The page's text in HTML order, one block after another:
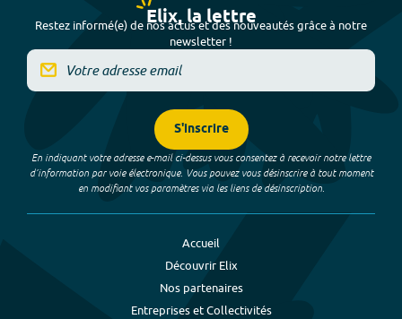
Elix, la lettre
Restez informé(e) de nos actus et des nouveautés grâce à notre
newsletter !
S'inscrire
En indiquant votre adresse e-mail ci-dessus vous consentez à recevoir notre lettre
d’information par voie électronique. Vous pouvez vous désinscrire à tout moment
en modifiant vos paramètres via les liens de désinscription.
Accueil
Découvrir Elix
Nos partenaires
Entreprises et Collectivités